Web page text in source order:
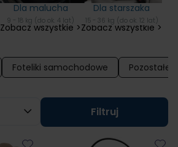
Dla malucha
9 - 18 kg (do ok. 4 lat)
Zobacz wszystkie >
Dla starszaka
15 - 36 kg (do ok. 12 lat)
Zobacz wszystkie >
Foteliki samochodowe Pozostałe
Filtruj